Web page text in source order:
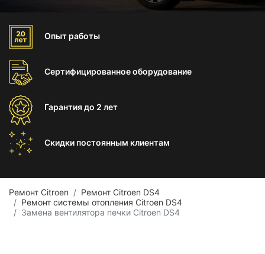
Опыт работы
Сертифицированноеоборудование
Гарантиядо 2 лет
Скидки постоянным клиентам
Ремонт Citroen
Ремонт Citroen DS4
Ремонт системы отопления Citroen DS4
Замена вентилятора печки Citroen DS4